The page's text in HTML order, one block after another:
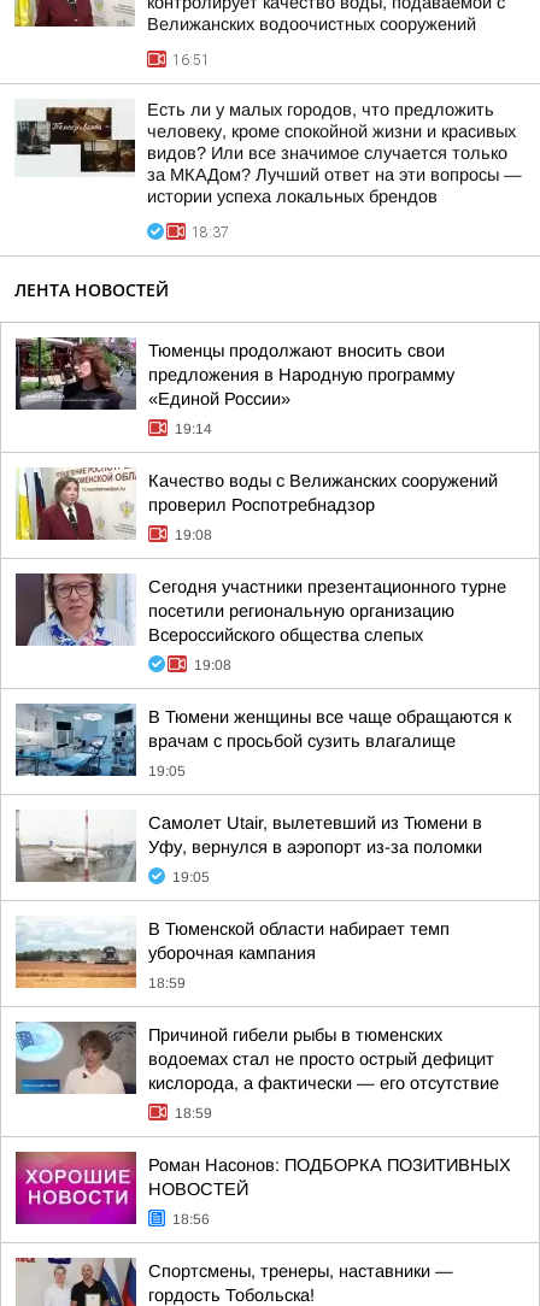
Велижанских водоочистных сооружений
16:51
Есть ли у малых городов, что предложить
человеку, кроме спокойной жизни и красивых
видов? Или все значимое случается только
за МКАДом? Лучший ответ на эти вопросы —
истории успеха локальных брендов
18:37
ЛЕНТА НОВОСТЕЙ
Тюменцы продолжают вносить свои
предложения в Народную программу
«Единой России»
19:14
Качество воды с Велижанских сооружений
проверил Роспотребнадзор
19:08
Сегодня участники презентационного турне
посетили региональную организацию
Всероссийского общества слепых
19:08
В Тюмени женщины все чаще обращаются к
врачам с просьбой сузить влагалище
19:05
Самолет Utair, вылетевший из Тюмени в
Уфу, вернулся в аэропорт из-за поломки
19:05
В Тюменской области набирает темп
уборочная кампания
18:59
Причиной гибели рыбы в тюменских
водоемах стал не просто острый дефицит
кислорода, а фактически — его отсутствие
18:59
Роман Насонов: ПОДБОРКА ПОЗИТИВНЫХ
НОВОСТЕЙ
18:56
Спортсмены, тренеры, наставники —
гордость Тобольска!